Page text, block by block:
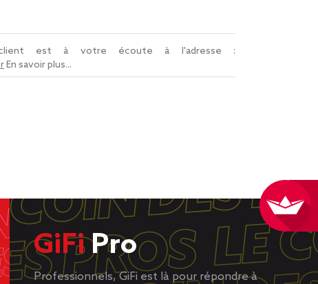
est à votre écoute à l'adresse :
En savoir plus...
GiFiPro
Professionnels, GiFi est là pour répondre à